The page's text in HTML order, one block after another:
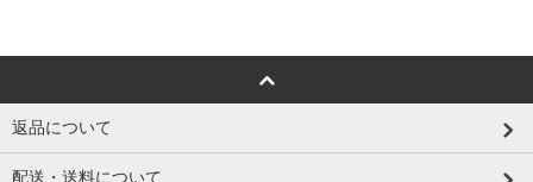
返品について
配送・送料について